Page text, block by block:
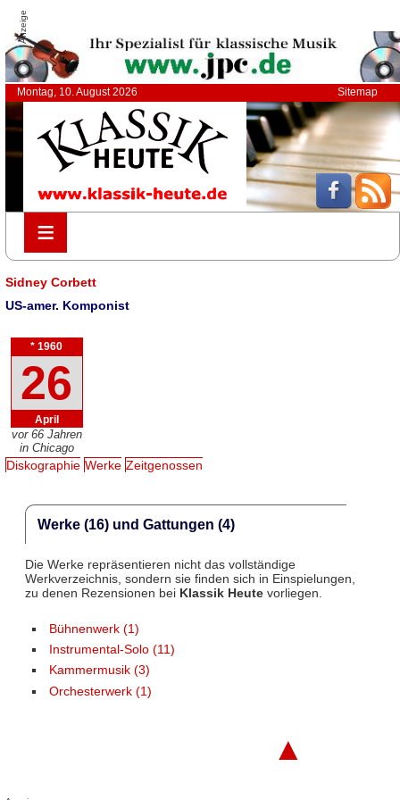
Anzeige
Montag, 10. August 2026 Sitemap
≡
≡
Sidney Corbett
US-amer. Komponist
* 1960
26
April
vor 66 Jahren
in Chicago
Diskographie Werke Zeitgenossen
Werke (16) und Gattungen (4)
Die Werke repräsentieren nicht das vollständige
Werkverzeichnis, sondern sie finden sich in Einspielungen,
zu denen Rezensionen bei Klassik Heutevorliegen.
Bühnenwerk (1)
Instrumental-Solo (11)
Kammermusik (3)
Orchesterwerk (1)
▲